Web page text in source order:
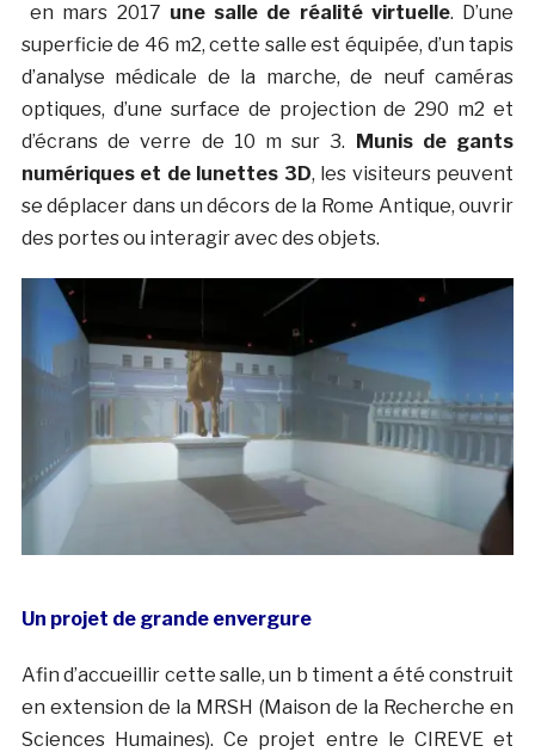
en mars 2017 une salle de réalité virtuelle. D’une
superficie de 46 m2, cette salle est équipée, d’un tapis
d’analyse médicale de la marche, de neuf caméras
optiques, d’une surface de projection de 290 m2 et
d’écrans de verre de 10 m sur 3.
Munis de gants
numériques et de lunettes 3D, les visiteurs peuvent
se déplacer dans un décors de la Rome Antique, ouvrir
des portes ou interagir avec des objets.
Un projet de grande envergure
Afin d’accueillir cette salle, un b timent a été construit
en extension de la MRSH (Maison de la Recherche en
Sciences Humaines). Ce projet entre le CIREVE et